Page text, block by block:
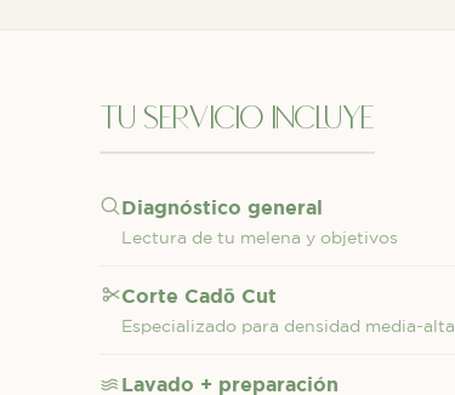
tu servicio incluye
Diagnóstico general
Lectura de tu melena y objetivos
Corte Cadō Cut
Especializado para densidad media-alta
Lavado + preparación